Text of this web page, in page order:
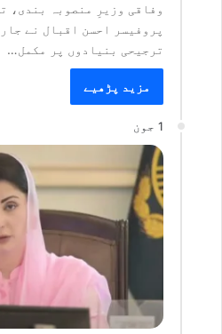
وفاقی وزیرِ منصوبہ بندی،
پروفیسر احسن اقبال نے
ترجیحی بنیادوں پر مکمل…
مزید پڑھیے
1 جون